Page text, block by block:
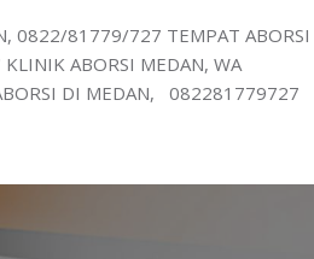
0822/81779/727 TEMPAT ABORSI
ABORSI MEDAN, WA
DI MEDAN, 082281779727